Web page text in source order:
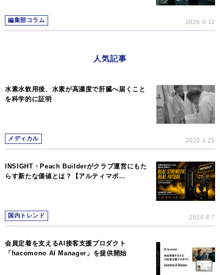
編集部コラム 2026.6.12
人気記事
水素水飲用後、水素が高濃度で肝臓へ届くこと
を科学的に証明
メディカル 2022.1.25
INSIGHT・Peach Builderがクラブ運営にもた
らす新たな価値とは？【アルティマボ…
国内トレンド 2026.8.7
会員定着を支えるAI接客支援プロダクト
「hacomono AI Manager」を提供開始